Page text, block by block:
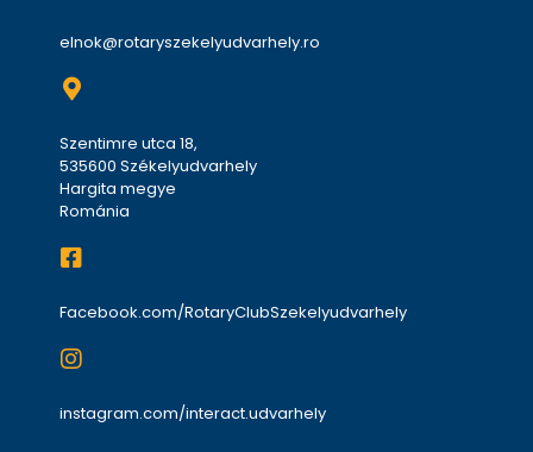
elnok@rotaryszekelyudvarhely.ro
Szentimre utca 18,
535600 Székelyudvarhely
Hargita megye
Románia
Facebook.com/RotaryClubSzekelyudvarhely
instagram.com/interact.udvarhely